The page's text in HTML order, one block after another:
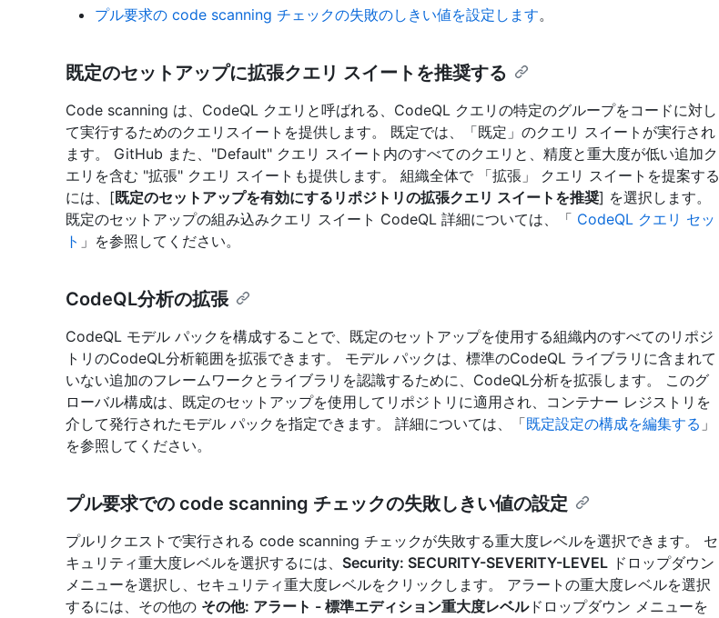
プル要求の code scanning チェックの失敗のしきい値を設定します。
既定のセットアップに拡張クエリ スイートを推奨する
Code scanning は、CodeQL クエリと呼ばれる、CodeQL クエリの特定のグループをコードに対し
て実行するためのクエリスイートを提供します。 既定では、「既定」のクエリ スイートが実行され
ます。 GitHub また、"Default" クエリ スイート内のすべてのクエリと、精度と重大度が低い追加ク
エリを含む "拡張" クエリ スイートも提供します。 組織全体で 「拡張」 クエリ スイートを提案する
には、[既定のセットアップを有効にするリポジトリの拡張クエリ スイートを推奨] を選択します。
既定のセットアップの組み込みクエリ スイート CodeQL 詳細については、「 CodeQL クエリ セッ
ト 」を参照してください。
CodeQL分析の拡張
CodeQL モデル パックを構成することで、既定のセットアップを使用する組織内のすべてのリポジ
トリのCodeQL分析範囲を拡張できます。 モデル パックは、標準のCodeQL ライブラリに含まれて
いない追加のフレームワークとライブラリを認識するために、CodeQL分析を拡張します。 このグ
ローバル構成は、既定のセットアップを使用してリポジトリに適用され、コンテナー レジストリを
介して発行されたモデル パックを指定できます。 詳細については、「既定設定の構成を編集する 」
を参照してください。
プル要求での code scanning チェックの失敗しきい値の設定
プルリクエストで実行される code scanning チェックが失敗する重大度レベルを選択できます。 セ
キュリティ重大度レベルを選択するには、 Security: SECURITY-SEVERITY-LEVEL ドロップダウン
メニューを選択し、セキュリティ重大度レベルをクリックします。 アラートの重大度レベルを選択
するには、その他の その他: アラート - 標準エディション重大度レベルドロップダウン メニューを